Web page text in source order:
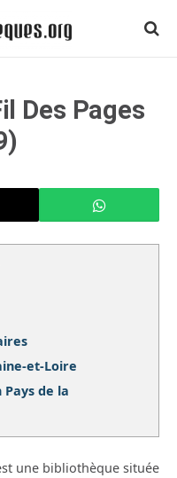
Des Pages
et-Loire
de la
une bibliothèque située